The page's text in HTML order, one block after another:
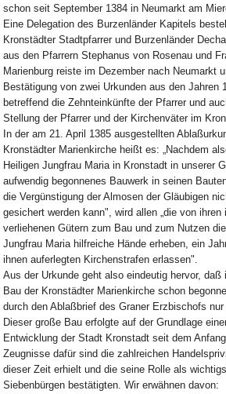
schon seit September 1384 in Neumarkt am
Eine Delegation des Burzenländer Kapitels
Kronstädter Stadtpfarrer und Burzenländer
aus den Pfarrern Stephanus von Rosenau und
Marienburg reiste im Dezember nach Neumarkt
Bestätigung von zwei Urkunden aus den Jahren
betreffend die Zehnteinkünfte der Pfarrer und
Stellung der Pfarrer und der Kirchenväter im
In der am 21. April 1385 ausgestellten
Kronstädter Marienkirche heißt es: „Nachdem
Heiligen Jungfrau Maria in Kronstadt in unserer
aufwendig begonnenes Bauwerk in seinen
die Vergünstigung der Almosen der Gläubigen
gesichert werden kann", wird allen „die von ihren
verliehenen Gütern zum Bau und zum Nutzen
Jungfrau Maria hilfreiche Hände erheben, ein
ihnen auferlegten Kirchenstrafen erlassen".
Aus der Urkunde geht also eindeutig hervor, daß
Bau der Kronstädter Marienkirche schon
durch den Ablaßbrief des Graner Erzbischofs nur
Dieser große Bau erfolgte auf der Grundlage
Entwicklung der Stadt Kronstadt seit dem
Zeugnisse dafür sind die zahlreichen
dieser Zeit erhielt und die seine Rolle als
Siebenbürgen bestätigten. Wir erwähnen davon: